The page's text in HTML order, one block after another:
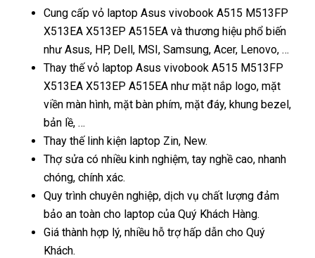
Cung cấp vỏ laptop Asus vivobook A515 M513FP
X513EA X513EP A515EA và thương hiệu phổ biến
như Asus, HP, Dell, MSI, Samsung, Acer, Lenovo, …
Thay thế vỏ laptop Asus vivobook A515 M513FP
X513EA X513EP A515EA như mặt nắp logo, mặt
viền màn hình, mặt bàn phím, mặt đáy, khung bezel,
bản lề, …
Thay thế linh kiện laptop Zin, New.
Thợ sửa có nhiều kinh nghiệm, tay nghề cao, nhanh
chóng, chính xác.
Quy trình chuyên nghiệp, dịch vụ chất lượng đảm
bảo an toàn cho laptop của Quý Khách Hàng.
Giá thành hợp lý, nhiều hỗ trợ hấp dẫn cho Quý
Khách.